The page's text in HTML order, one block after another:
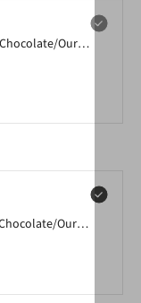
Ouro
Ouro